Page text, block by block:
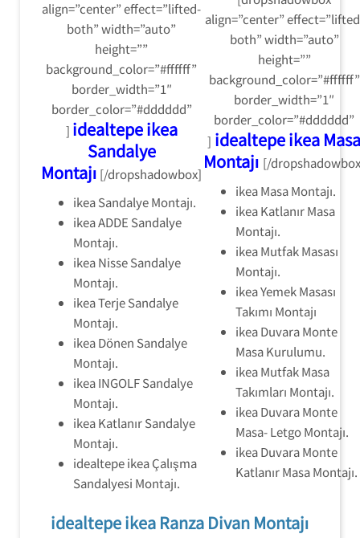
align=”center” effect=”lifted-
both” width=”auto”
height=””
background_color=”#ffffff”
border_width=”1″
border_color=”#dddddd”
] idealtepe ikea
Sandalye
Montajı [/dropshadowbox]
ikea Sandalye Montajı.
ikea ADDE Sandalye
Montajı.
ikea Nisse Sandalye
Montajı.
ikea Terje Sandalye
Montajı.
ikea Dönen Sandalye
Montajı.
ikea INGOLF Sandalye
Montajı.
ikea Katlanır Sandalye
Montajı.
idealtepe ikea Çalışma
Sandalyesi Montajı.
align=”center”
both” width=”auto”
height=””
background_color=”#ffffff”
border_width=”1″
border_color=”#dddddd”
] idealtepe ikea Masa
Montajı [/
ikea Masa Montajı.
ikea Katlanır Masa
Montajı.
ikea Mutfak Masası
Montajı.
ikea Yemek Masası
Takımı Montajı
ikea Duvara Monte
Masa Kurulumu.
ikea Mutfak Masa
Takımları Montajı.
ikea Duvara Monte
Masa- Letgo Montajı.
ikea Duvara Monte
Katlanır Masa Montajı.
idealtepe ikea Ranza Divan Montajı